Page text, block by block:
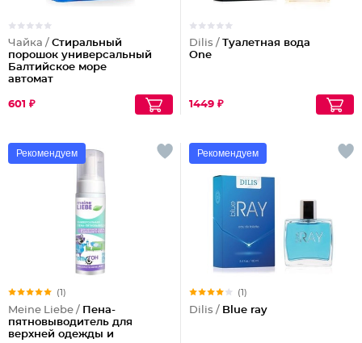
Чайка / Стиральный
порошок универсальный
Балтийское море
автомат
601 ₽
Dilis / Туалетная вода
One
1449 ₽
Рекомендуем
(1)
Meine Liebe / Пена-
пятновыводитель для
верхней одежды и
Рекомендуем
(1)
Dilis / Blue ray